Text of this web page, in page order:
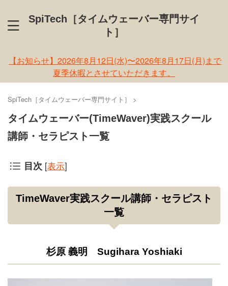
SpiTech［タイムウェーバー専門サイ
ト］
【お知らせ】2026年8月12日(水)〜2026年8月17日(月)まで
夏季休暇とさせていただきます。
SpiTech［タイムウェーバー専門サイト］ >
タイムウェーバー(TimeWaver)実践スクール
講師・セラピスト一覧
目次 [表示]
TimeWaver実践スクール講師・セラピスト
一覧
杉原 義明 Sugihara Yoshiaki